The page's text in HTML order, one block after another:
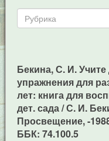
Бекина, С. И.
упражнения для
лет: книга для
дет. сада / С. И.
Просвещение, -
ББК: 74.100.5